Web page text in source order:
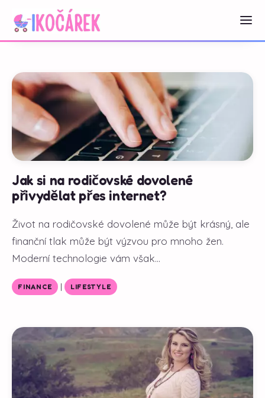
Jak si na rodičovské dovolené
přivydělat přes internet?
Život na rodičovské dovolené může být krásný, ale
finanční tlak může být výzvou pro mnoho žen.
Moderní technologie vám však...
FINANCE | LIFESTYLE